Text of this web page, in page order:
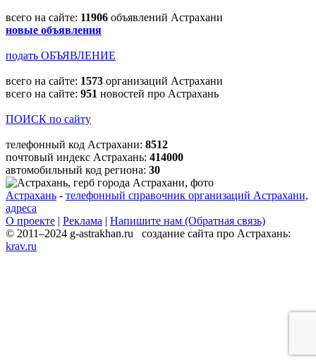
всего на сайте: 11906 объявлений Астрахани
новые объявления
подать ОБЪЯВЛЕНИЕ
всего на сайте: 1573 организаций Астрахани
всего на сайте: 951 новостей про Астрахань
ПОИСК по сайту
телефонный код Астрахани: 8512
почтовый индекс Астрахань: 414000
автомобильный код региона: 30
Астрахань - телефонный справочник организаций Астрахани,
адреса
О проекте | Реклама | Напишите нам (Обратная связь)
© 2011–2024 g-astrakhan.ru создание сайта про Астрахань:
krav.ru